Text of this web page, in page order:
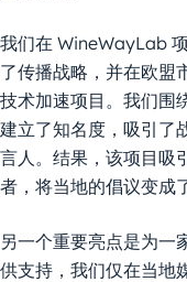
我们在 WineWayLab
了传播战略，并在欧盟
技术加速项目。我们围
建立了知名度，吸引了
言人。结果，该项目吸
者，将当地的倡议变成
另一个重要亮点是为一
供支持，我们仅在当地